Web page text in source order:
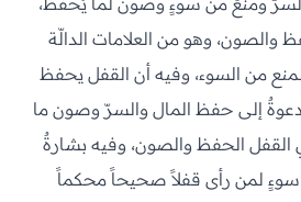
والصون، وهو من العلامات الدالّة
من السوء، وفيه أن القفل يحفظ
إلى حفظ المال والسرّ وصون ما
الحفظ والصون، وفيه بشارةٌ
لمن رأى قفلاً صحيحاً محكماً